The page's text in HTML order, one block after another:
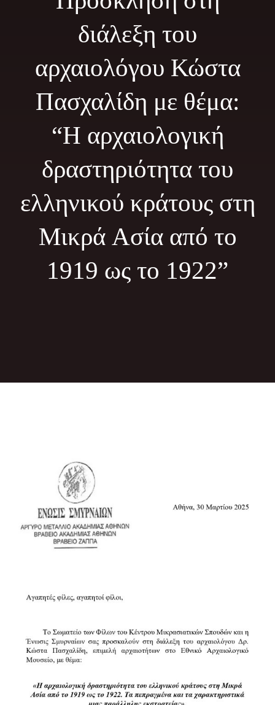
Εκδηλώσεις
διάλεξη του
αρχαιολόγου Κώστα
Πασχαλίδη με θέμα:
“Η αρχαιολογική
δραστηριότητα του
ελληνικού κράτους στη
Μικρά Ασία από το
1919 ως το 1922”